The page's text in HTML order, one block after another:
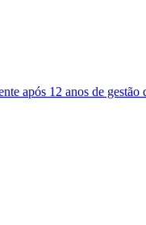
após 12 anos de